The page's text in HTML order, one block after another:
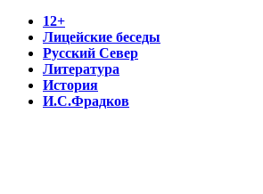
12+
Лицейские беседы
Русский Север
Литература
История
И.С.Фрадков